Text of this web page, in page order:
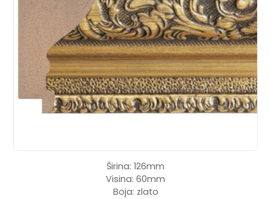
Širina: 126mm
Visina: 60mm
Boja: zlato